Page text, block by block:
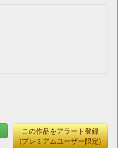
この作品をアラート登録
(プレミアムユーザー限定)